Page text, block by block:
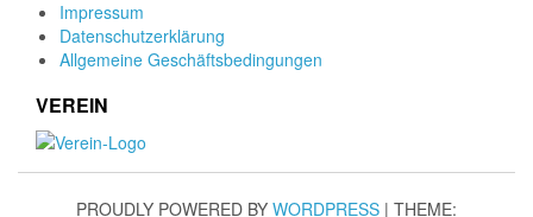
Impressum
Datenschutzerklärung
Allgemeine Geschäftsbedingungen
VEREIN
PROUDLY POWERED BY WORDPRESS | THEME: